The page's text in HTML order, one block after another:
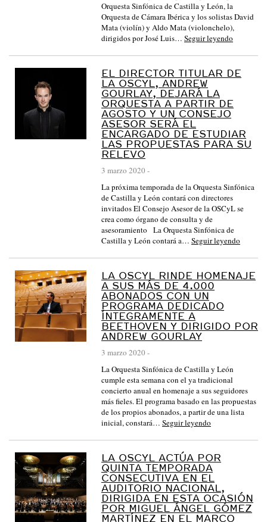
Orquesta Sinfónica de Castilla y León, la
Orquesta de Cámara Ibérica y los solistas David
Mata (violín) y Aldo Mata (violonchelo),
dirigidos por José Luis… Seguir leyendo
EL DIRECTOR TITULAR DE
LA OSCYL, ANDREW
GOURLAY, DEJARÁ LA
ORQUESTA A PARTIR DE
AGOSTO Y UN CONSEJO
ASESOR SERÁ EL
ENCARGADO DE ESTUDIAR
LAS PROPUESTAS PARA SU
RELEVO
3 marzo 2020 -
La próxima temporada de la Orquesta Sinfónica
de Castilla y León contará con directores
invitados El Consejo Asesor de la OSCyL se
crea como órgano de consulta y de
asesoramiento La Orquesta Sinfónica de
Castilla y León contará a… Seguir leyendo
LA OSCYL RINDE HOMENAJE
A SUS MÁS DE 4.000
ABONADOS CON UN
PROGRAMA DEDICADO
ÍNTEGRAMENTE A
BEETHOVEN Y DIRIGIDO POR
ANDREW GOURLAY
3 marzo 2020 -
La Orquesta Sinfónica de Castilla y León
cumple esta semana con el ya tradicional
concierto anual en homenaje a sus seguidores
más fieles. El programa basado en las propuestas
de los propios abonados, a partir de una lista
inicial, constará… Seguir leyendo
LA OSCYL ACTÚA POR
QUINTA TEMPORADA
CONSECUTIVA EN EL
AUDITORIO NACIONAL,
DIRIGIDA EN ESTA OCASIÓN
POR MIGUEL ÁNGEL GÓMEZ
MARTÍNEZ EN EL MARCO